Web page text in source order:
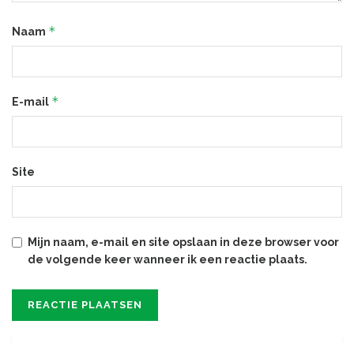
Naam *
E-mail *
Site
Mijn naam, e-mail en site opslaan in deze browser voor
de volgende keer wanneer ik een reactie plaats.